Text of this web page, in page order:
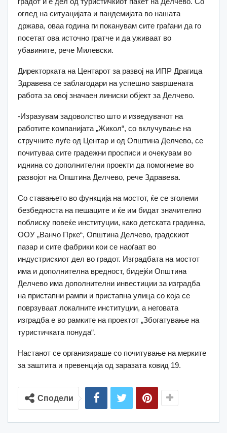
оглед на ситуацијата и пандемијата во нашата
држава, оваа година ги поканувам сите граѓани да го
посетат ова источно гратче и да уживаат во
убавините, рече Милевски.
Директорката на Центарот за развој на ИПР Драгица
Здравева се заблагодари на успешно завршената
работа за овој значаен линиски објект за Делчево.
-Изразувам задоволство што и изведувачот на
работите компанијата „Жикол“, со вклучување на
стручните луѓе од Центар и од Општина Делчево, се
почитуваа сите градежни просписи и очекувам во
иднина со дополнителни проекти да помогнеме во
развојот на Општина Делчево, рече Здравева.
Со ставањето во функција на мостот, ќе се зголеми
безбедноста на пешаците и ќе им бидат значително
поблиску повеќе институции, како детската градинка,
ООУ „Ванчо Прке“, Општина Делчево, градскиот
пазар и сите фабрики кои се наоѓаат во
индустрискиот дел во градот. Изградбата на мостот
има и дополнителна вредност, бидејќи Општина
Делчево има дополнителни инвестиции за изградба
на пристапни рампи и пристапна улица со која се
поврзуваат локалните институции, а неговата
изградба е во рамките на проектот „Збогатување на
туристичката понуда“.
Настанот се организираше со почитување на мерките
за заштита и превенција од заразата ковид 19.
Сподели